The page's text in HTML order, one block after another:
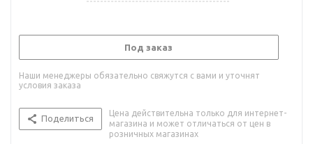
Под заказ
Наши менеджеры обязательно свяжутся с вами и уточнят
условия заказа
Поделиться
Цена действительна только для интернет-
магазина и может отличаться от цен в
розничных магазинах